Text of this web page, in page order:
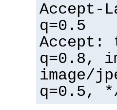
Accept-
q=0.5
q=0.8,
image/
q=0.5,